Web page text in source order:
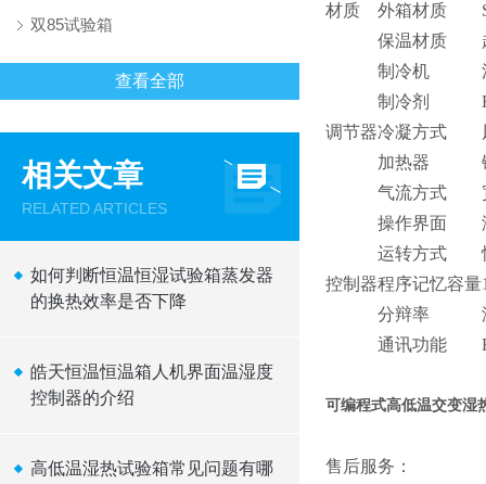
双85试验箱
查看全部
相关文章
RELATED ARTICLES
如何判断恒温恒湿试验箱蒸发器
的换热效率是否下降
皓天恒温恒温箱人机界面温湿度
控制器的介绍
高低温湿热试验箱常见问题有哪
材质
外箱材质
保温材质
调节器
制冷机
制冷剂
冷凝方式
加热器
气流方式
控制器
操作界面
运转方式
程序记忆容量
分辩率
通讯功能
可编程式高低温交变湿
售后服务：